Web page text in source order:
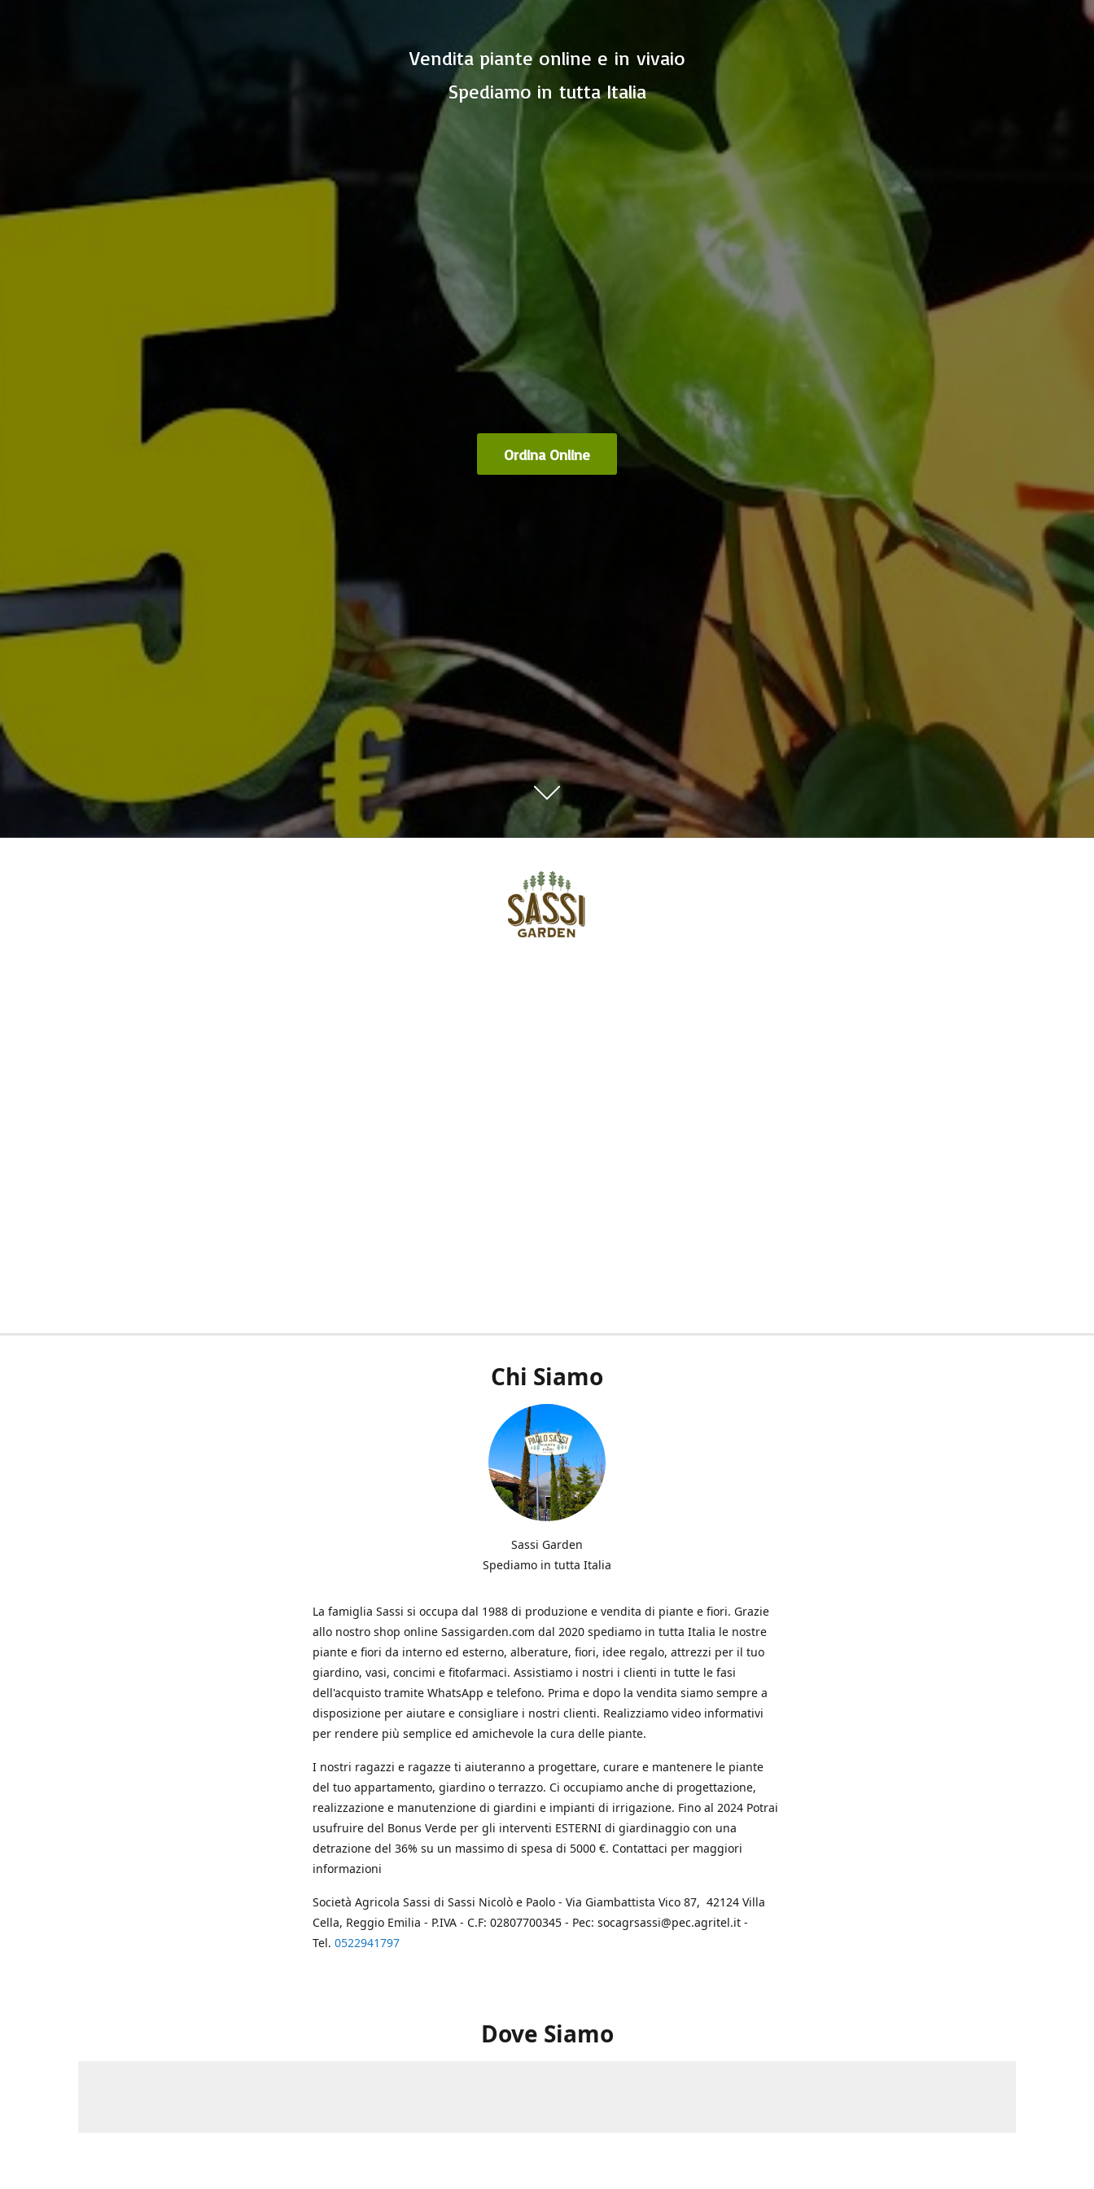
Vendita piante online e in vivaio
Spediamo in tutta Italia
Ordina Online
Chi Siamo
Sassi Garden
Spediamo in tutta Italia
La famiglia Sassi si occupa dal 1988 di produzione e vendita di piante e fiori. Grazie
allo nostro shop online Sassigarden.com dal 2020 spediamo in tutta Italia le nostre
piante e fiori da interno ed esterno, alberature, fiori, idee regalo, attrezzi per il tuo
giardino, vasi, concimi e fitofarmaci. Assistiamo i nostri i clienti in tutte le fasi
dell'acquisto tramite WhatsApp e telefono. Prima e dopo la vendita siamo sempre a
disposizione per aiutare e consigliare i nostri clienti. Realizziamo video informativi
per rendere più semplice ed amichevole la cura delle piante.
I nostri ragazzi e ragazze ti aiuteranno a progettare, curare e mantenere le piante
del tuo appartamento, giardino o terrazzo. Ci occupiamo anche di progettazione,
realizzazione e manutenzione di giardini e impianti di irrigazione. Fino al 2024 Potrai
usufruire del Bonus Verde per gli interventi ESTERNI di giardinaggio con una
detrazione del 36% su un massimo di spesa di 5000 €. Contattaci per maggiori
informazioni
Società Agricola Sassi di Sassi Nicolò e Paolo - Via Giambattista Vico 87, 42124 Villa
Cella, Reggio Emilia - P.IVA - C.F: 02807700345 - Pec: socagrsassi@pec.agritel.it -
Tel. 0522941797
Dove Siamo